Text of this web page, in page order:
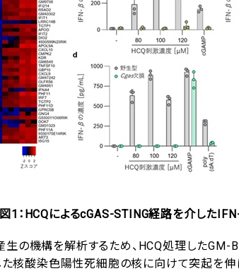
図1：HCQによるcGAS-STING経路を介した
生の機構を解析するため、HCQ処理した
た核酸染色陽性死細胞の核に向けて突起を伸